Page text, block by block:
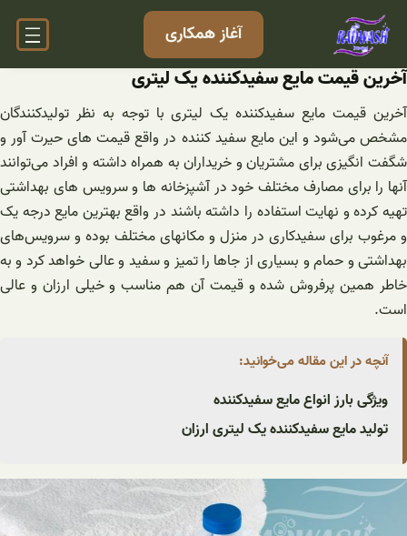
رفتن
آغاز همکاری
آخرین قیمت مایع سفیدکننده یک لیتری
آخرین قیمت مایع سفیدکننده یک لیتری با توجه به نظر تولید‌کنندگان
مشخص می‌شود و این مایع سفید کننده در واقع قیمت های حیرت آور و
شگفت انگیزی برای مشتریان و خریداران به همراه داشته و افراد می‌توانند
آنها را برای مصارف مختلف خود در آشپزخانه ها و سرویس های بهداشتی
تهیه کرده و نهایت استفاده را داشته باشند در واقع بهترین مایع درجه یک
و مرغوب برای سفیدکاری در منزل و مکانهای مختلف بوده و سرویس‌های
بهداشتی و حمام و بسیاری از جاها را تمیز و سفید و عالی خواهد کرد و به
خاطر همین پرفروش شده و قیمت آن هم مناسب و خیلی ارزان و عالی
است.
آنچه در این مقاله می‌خوانید:
ویژگی بارز انواع مایع سفیدکننده
تولید مایع سفیدکننده یک لیتری ارزان